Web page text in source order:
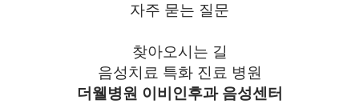
자주 묻는 질문
찾아오시는 길
음성치료 특화 진료 병원
더웰병원 이비인후과 음성센터